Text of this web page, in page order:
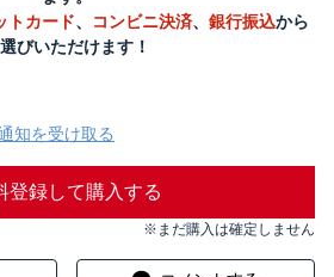
トカード、 コンビニ決済、 銀行振込から
びいただけます！
知を受け取る
登録して購入する
※まだ購入は確定しません